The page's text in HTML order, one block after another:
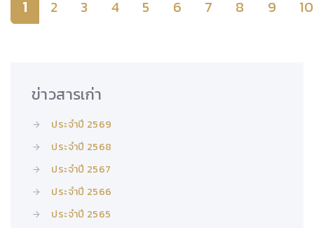
1 2 3 4 5 6 7 8 9 10
ข่าวสารเก่า
ประจำปี 2569
ประจำปี 2568
ประจำปี 2567
ประจำปี 2566
ประจำปี 2565